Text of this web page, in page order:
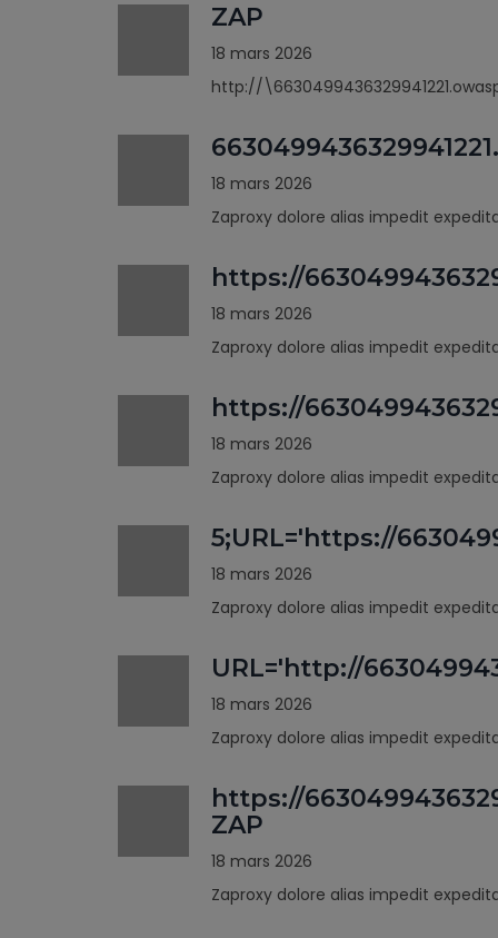
ZAP
18 mars 2026
http://
18 mars 2026
Zaproxy dolore alias impedit
https://
18 mars 2026
Zaproxy dolore alias impedit
https://
18 mars 2026
Zaproxy dolore alias impedit
5;URL='https://
18 mars 2026
Zaproxy dolore alias impedit
URL='http://
18 mars 2026
Zaproxy dolore alias impedit
https://
ZAP
18 mars 2026
Zaproxy dolore alias impedit